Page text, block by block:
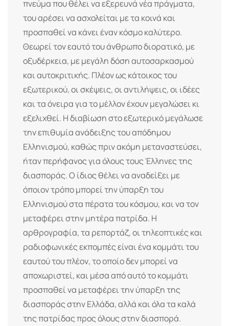
πνεύμα που θέλει να εξερευνά νέα πράγματα,
του αρέσει να ασχολείται με τα κοινά και
προσπαθεί να κάνει έναν κόσμο καλύτερο.
Θεωρεί τον εαυτό του άνθρωπο διορατικό, με
οξυδέρκεια, με μεγάλη δόση αυτοσαρκασμού
και αυτοκριτικής. Πλέον ως κάτοικος του
εξωτερικού, οι σκέψεις, οι αντιλήψεις, οι ιδέες
και τα όνειρα για το μέλλον έχουν μεγαλώσει κι
εξελιχθεί. Η διαβίωση στο εξωτερικό μεγάλωσε
την επιθυμία ανάδειξης του απόδημου
Ελληνισμού, καθώς πριν ακόμη μεταναστεύσει,
ήταν περήφανος για όλους τους Έλληνες της
διασποράς. Ο ίδιος θέλει να αναδείξει με
όποιον τρόπο μπορεί την ύπαρξη του
Ελληνισμού στα πέρατα του κόσμου, και να τον
μεταφέρει στην μητέρα πατρίδα. Η
αρθρογραφία, τα ρεπορτάζ, οι τηλεοπτικές και
ραδιοφωνικές εκπομπές είναι ένα κομμάτι του
εαυτού του πλέον, το οποίο δεν μπορεί να
αποχωριστεί, και μέσα από αυτό το κομμάτι
προσπαθεί να μεταφέρει την ύπαρξη της
διασποράς στην Ελλάδα, αλλά και όλα τα καλά
της πατρίδας προς όλους στην διασπορά.